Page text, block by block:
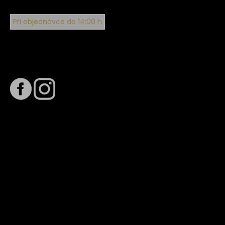
Při objednávce do 14:00 h